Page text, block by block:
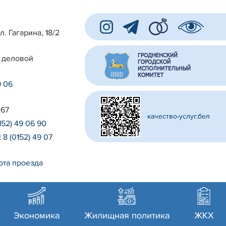
Гагарина, 18/2
06
49 06 90
8 (0152) 49 07
проезда
качество-услуг.бел
Экономика Жилищная политика ЖКХ